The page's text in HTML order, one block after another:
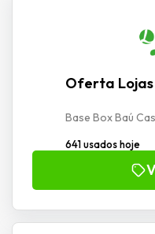
Oferta
Base Box Baú
641 usados hoje